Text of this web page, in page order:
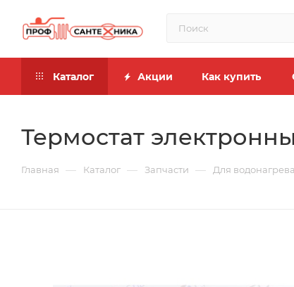
Каталог Акции Как купить
Термостат
Главная — Каталог — Запчасти — Для